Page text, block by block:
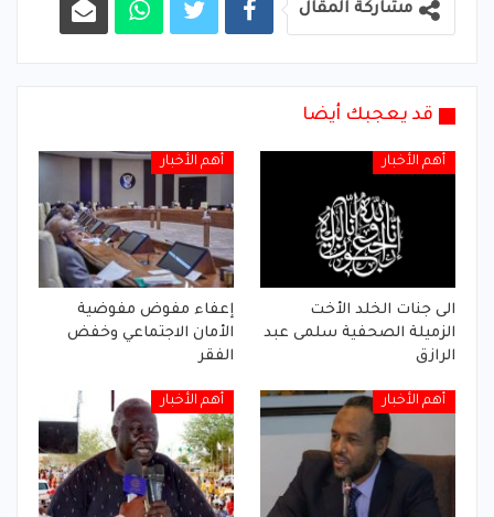
مشاركة المقال
قد يعجبك أيضا
أهم الأخبار
الى جنات الخلد الأخت
الزميلة الصحفية سلمى عبد
الرازق
أهم الأخبار
إعفاء مفوض مفوضية
الأمان الاجتماعي وخفض
الفقر
أهم الأخبار أهم الأخبار